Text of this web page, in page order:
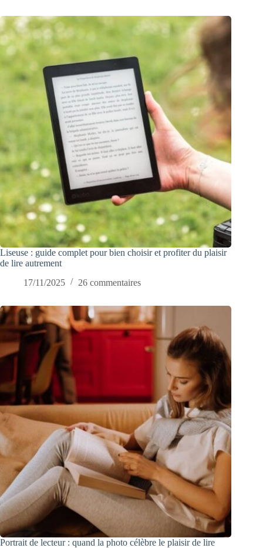
Liseuse : guide complet pour bien choisir et profiter du plaisir
de lire autrement
17/11/2025
26 commentaires
Portrait de lecteur : quand la photo célèbre le plaisir de lire